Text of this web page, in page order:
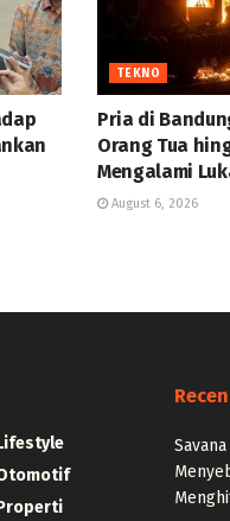
TEKNO
Pria di
Orang Tua
Mengalami
August 6, 2026